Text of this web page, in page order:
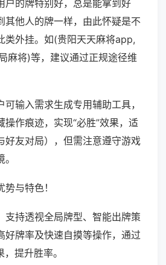
户的牌特别好，总是能拿到好
其他人的牌一样，由此怀疑是不
类外挂。如(贵阳天天麻将app,
麻将)等，建议通过正规途径维
输入需求生成专用辅助工具，
操作痕迹，实现“必胜”效果，适
好友对局），但需注意遵守游戏
与特色！
支持透视全局牌型、智能出牌策
好牌率及快速自摸等操作，通过
提升胜率。